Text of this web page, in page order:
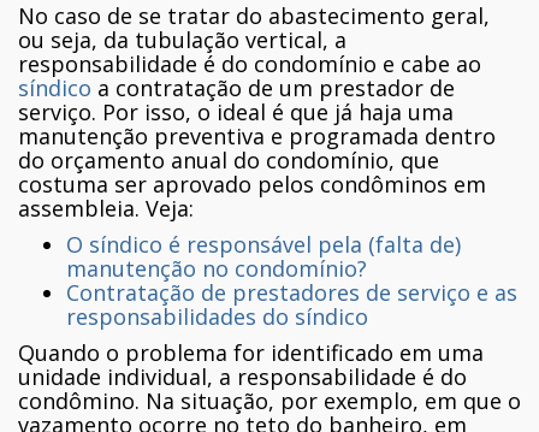
No caso de se tratar do abastecimento geral,
ou seja, da tubulação vertical, a
responsabilidade é do condomínio e cabe ao
síndico a contratação de um prestador de
serviço. Por isso, o ideal é que já haja uma
manutenção preventiva e programada dentro
do orçamento anual do condomínio, que
costuma ser aprovado pelos condôminos em
assembleia. Veja:
O síndico é responsável pela (falta de)
manutenção no condomínio?
Contratação de prestadores de serviço e as
responsabilidades do síndico
Quando o problema for identificado em uma
unidade individual, a responsabilidade é do
condômino. Na situação, por exemplo, em que o
vazamento ocorre no teto do banheiro, em